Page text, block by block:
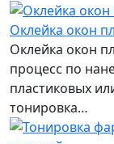
Оклейка окон
Оклейка окон
процесс по
пластиковых
тонировка…